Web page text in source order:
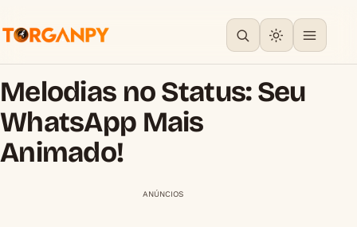
Melodias no Status: Seu
WhatsApp Mais
Animado!
ANÚNCIOS